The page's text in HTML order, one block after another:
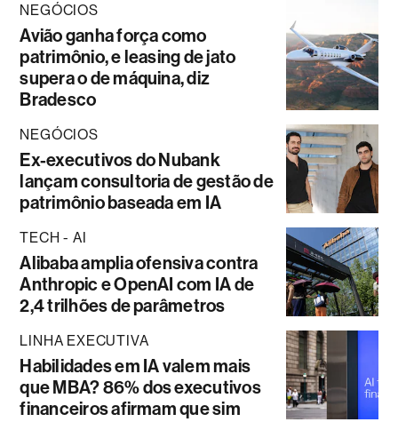
NEGÓCIOS
Avião ganha força como
patrimônio, e leasing de jato
supera o de máquina, diz
Bradesco
NEGÓCIOS
Ex-executivos do Nubank
lançam consultoria de gestão de
patrimônio baseada em IA
TECH - AI
Alibaba amplia ofensiva contra
Anthropic e OpenAI com IA de
2,4 trilhões de parâmetros
LINHA EXECUTIVA
Habilidades em IA valem mais
que MBA? 86% dos executivos
financeiros afirmam que sim